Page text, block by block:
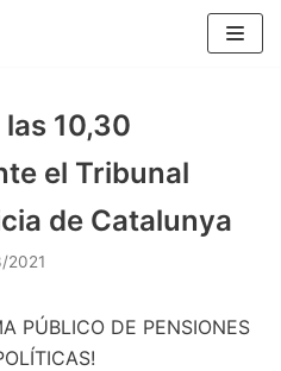
10,30
el Tribunal
de Catalunya
2021
PÚBLICO DE PENSIONES